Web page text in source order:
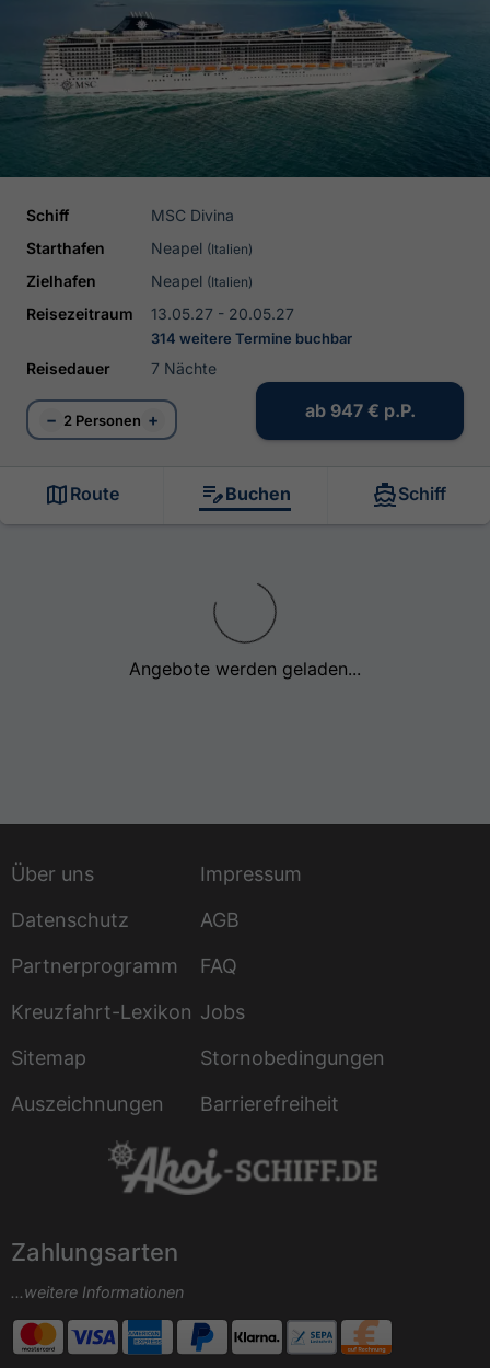
Schiff
MSC Divina
Starthafen
Neapel (Italien)
Zielhafen Neapel (Italien)
Reisezeitraum 13.05.27 - 20.05.27
314 weitere Termine buchbar
Reisedauer 7 Nächte
− 2 Personen + ab 947 € p.P.
Route Buchen Schiff
Angebote werden geladen...
Über uns
Impressum
Datenschutz
AGB
Partnerprogramm
FAQ
Kreuzfahrt-Lexikon Jobs
Sitemap
Stornobedingungen
Auszeichnungen
Barrierefreiheit
Zahlungsarten
...weitere Informationen